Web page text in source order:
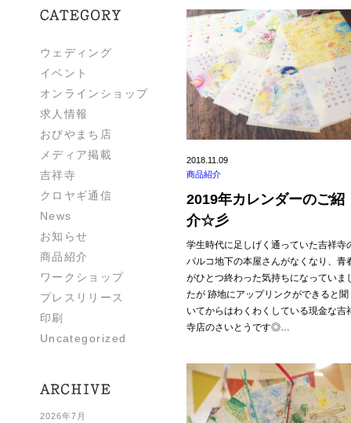
ウェディング
イベント
オンラインショップ
求人情報
おびやまち店
メディア掲載
吉祥寺
クロヤギ通信
News
お知らせ
商品紹介
ワークショップ
プレスリリース
印刷
Uncategorized
2026年7月
2018.11.09
商品紹介
2019年カレンダーのご紹
介☆彡
学生時代に足しげく通っていた吉祥寺
パルコ地下の本屋さんがなくなり、青
がひとつ終わった気持ちになっていま
たが 跡地にアップリンクができると聞
いてからはわくわくしている現金な吉
寺店のさいとうです◎…